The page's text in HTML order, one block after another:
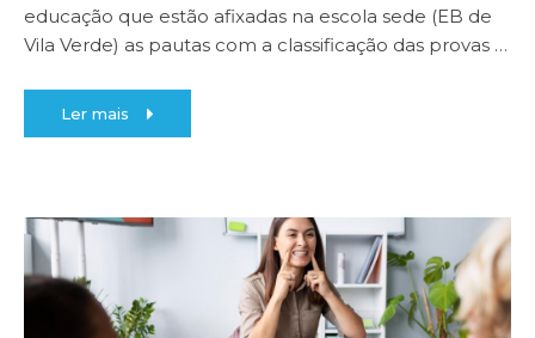
educação que estão afixadas na escola sede (EB de
Vila Verde) as pautas com a classificação das provas …
Ler mais